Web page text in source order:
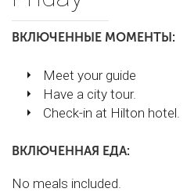
ВКЛЮЧЕННЫЕ МОМЕНТЫ:
Meet your guide
Have a city tour.
Check-in at Hilton hotel.
ВКЛЮЧЕННАЯ ЕДА:
No meals included.